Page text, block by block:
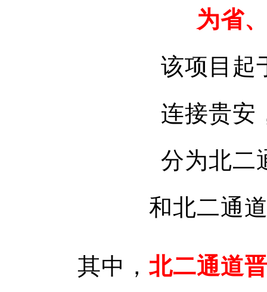
为省
该项目起
连接贵安
分为北二
和北二通
其中， 北二通道